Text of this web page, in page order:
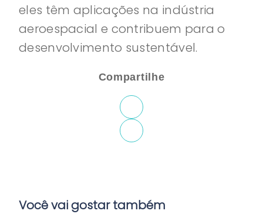
eles têm aplicações na indústria
aeroespacial e contribuem para o
desenvolvimento sustentável.
Compartilhe
Você vai gostar também